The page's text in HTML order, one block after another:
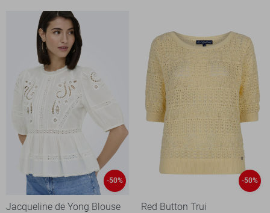
-50%
Jacqueline de Yong Blouse
-50%
Red Button Trui